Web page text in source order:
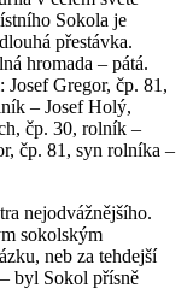
Sokola je
přestávka.
hromada – pátá.
Josef Gregor, čp. 81,
– Josef Holý,
čp. 30, rolník –
čp. 81, syn rolníka –
nejodvážnějšího.
sokolským
neb za tehdejší
byl Sokol přísně